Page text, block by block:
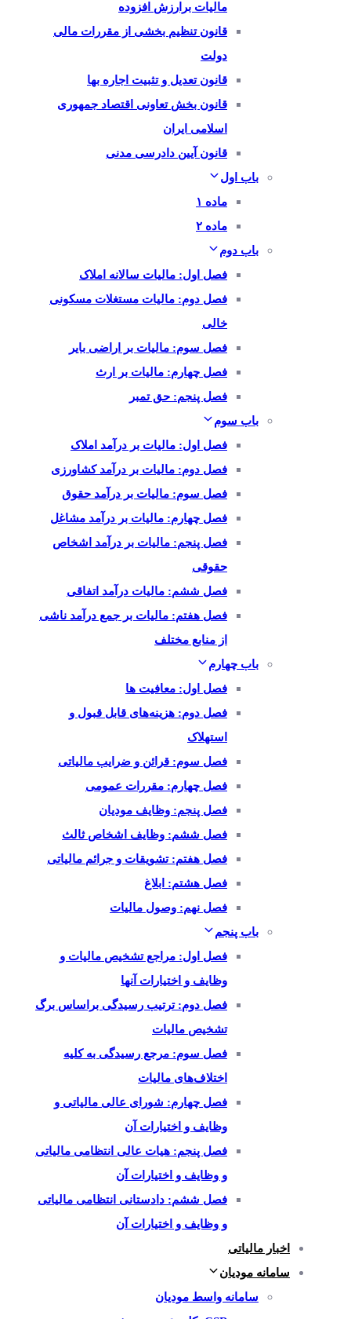
مالیات برارزش افزوده
قانون تنظیم بخشی از مقررات مالی
دولت
قانون تعدیل و تثبیت اجاره بها
قانون بخش تعاونی اقتصاد جمهوری
اسلامی ایران
قانون آیین دادرسی مدنی
باب اول
ماده ۱
ماده ۲
باب دوم
فصل اول: مالیات سالانه املاک
فصل دوم: مالیات مستغلات مسکونی
خالی
فصل سوم: مالیات بر اراضی بایر
فصل چهارم: مالیات بر ارث
فصل پنجم: حق تمبر
باب سوم
فصل اول: مالیات بر درآمد املاک
فصل دوم: مالیات بر درآمد کشاورزی
فصل سوم: مالیات بر درآمد حقوق
فصل چهارم: مالیات بر درآمد مشاغل
فصل پنجم: مالیات بر درآمد اشخاص
حقوقی
فصل ششم: مالیات درآمد اتفاقی
فصل هفتم: مالیات بر جمع درآمد ناشی
از منابع مختلف
باب چهارم
فصل اول: معافیت ها
فصل دوم: هزینه‌های قابل قبول و
استهلاک
فصل سوم: قرائن و ضرایب مالیاتی
فصل چهارم: مقررات عمومی
فصل پنجم: وظایف مودیان
فصل ششم: وظایف اشخاص ثالث
فصل هفتم: تشویقات و جرائم مالیاتی
فصل هشتم: ابلاغ
فصل نهم: وصول مالیات
باب پنجم
فصل اول: مراجع تشخیص مالیات و
وظایف و اختیارات آنها
فصل دوم: ترتیب رسیدگی براساس برگ
تشخیص مالیات
فصل سوم: مرجع رسیدگی به کلیه
اختلاف‌های مالیات
فصل چهارم: شورای عالی مالیاتی و
وظایف و اختیارات آن
فصل پنجم: هیات عالی انتظامی مالیاتی
و وظایف و اختیارات آن
فصل ششم: دادستانی انتظامی مالیاتی
و وظایف و اختیارات آن
اخبار مالیاتی
سامانه مودیان
سامانه واسط مودیان